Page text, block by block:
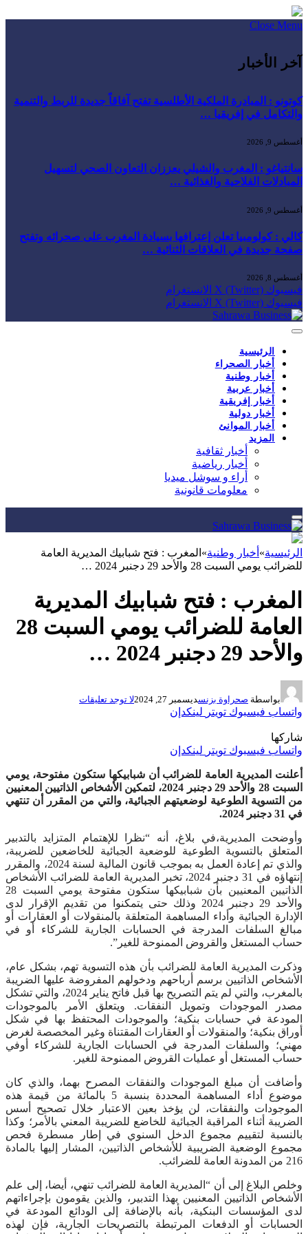
Close Menu
آخر الأخبار
كوتونو : المبادرة الملكية الأطلسية تفتح آفاقاً جديدة للربط والتنمية
والتكامل في إفريقيا …
أغسطس 9, 2026
سانتياغو : المغرب والشيلي يعززان التعاون الصحي لتسهيل
المبادلات الفلاحية والغذائية …
أغسطس 9, 2026
كالي : كولومبيا تعلن إعترافها بسيادة المغرب على صحرائه وتفتح
صفحة جديدة في العلاقات الثنائية …
أغسطس 8, 2026
فيسبوك X (Twitter) الانستغرام
فيسبوك X (Twitter) الانستغرام
الرئيسية
أخبار الصحراء
أخبار وطنية
أخبار عربية
أخبار إفريقية
أخبار دولية
أخبار الموانئ
المزيد
أخبار ثقافية
أخبار رياضية
أراء و سوشل ميديا
معلومات قانونية
الرئيسية» أخبار وطنية» المغرب : فتح شبابيك المديرية العامة
للضرائب يومي السبت 28 والأحد 29 دجنبر 2024 …
المغرب : فتح شبابيك المديرية
العامة للضرائب يومي السبت 28
والأحد 29 دجنبر 2024 …
بواسطة صحراوة بزنسديسمبر 27, 2024 لا توجد تعليقات
واتساب فيسبوك تويتر لينكدإن
شاركها
واتساب فيسبوك تويتر لينكدإن
أعلنت المديرية العامة للضرائب أن شبابيكها ستكون مفتوحة، يومي
السبت 28 والأحد 29 دجنبر 2024، لتمكين الأشخاص الذاتيين المعنيين
من التسوية الطوعية لوضعيتهم الجبائية، والتي من المقرر أن تنتهي
في 31 دجنبر 2024.
وأوضحت المديرية،في بلاغ، أنه “نظرا للإهتمام المتزايد بالتدبير
المتعلق بالتسوية الطوعية للوضعية الجبائية للخاضعين للضريبة،
والذي تم إعادة العمل به بموجب قانون المالية لسنة 2024، والمقرر
إنتهاؤه في 31 دجنبر 2024، تخبر المديرية العامة للضرائب الأشخاص
الذاتيين المعنيين بأن شبابيكها ستكون مفتوحة يومي السبت 28
والأحد 29 دجنبر 2024 وذلك حتى يتمكنوا من تقديم الإقرار لدى
الإدارة الجبائية وأداء المساهمة المتعلقة بالمنقولات أو العقارات أو
مبالغ السلفات المدرجة في الحسابات الجارية للشركاء أو في
حساب المستغل والقروض الممنوحة للغير”.
وذكرت المديرية العامة للضرائب بأن هذه التسوية تهم، بشكل عام،
الأشخاص الذاتيين برسم أرباحهم ودخولهم المفروضة عليها الضريبة
بالمغرب، والتي لم يتم التصريح بها قبل فاتح يناير 2024، والتي تشكل
مصدر الموجودات وتمويل النفقات. ويتعلق الأمر بالموجودات
المودعة في حسابات بنكية؛ والموجودات المحتفظ بها في شكل
أوراق بنكية؛ والمنقولات أو العقارات المقتناة وغير المخصصة لغرض
مهني؛ والسلفات المدرجة في الحسابات الجارية للشركاء أوفي
حساب المستغل أو عمليات القروض الممنوحة للغير.
وأضافت أن مبلغ الموجودات والنفقات المصرح بهما، والذي كان
موضوع أداء المساهمة المحددة بنسبة 5 بالمائة من قيمة هذه
الموجودات والنفقات، لن يؤخذ بعين الاعتبار خلال تصحيح أسس
الضريبة أثناء المراقبة الجبائية للخاضع للضريبة المعني بالأمر؛ وكذا
بالنسبة لتقييم مجموع الدخل السنوي في إطار مسطرة فحص
مجموع الوضعية الضريبية للأشخاص الذاتيين، المشار إليها بالمادة
216 من المدونة العامة للضرائب.
وخلص البلاغ إلى أن “المديرية العامة للضرائب تنهي، أيضا، إلى علم
الأشخاص الذاتيين المعنيين بهذا التدبير، والذين يقومون بإجراءاتهم
لدى المؤسسات البنكية، بأنه بالإضافة إلى الودائع المودعة في
الحسابات أو الدفعات المرتبطة بالتصريحات الجارية، فإن لهذه